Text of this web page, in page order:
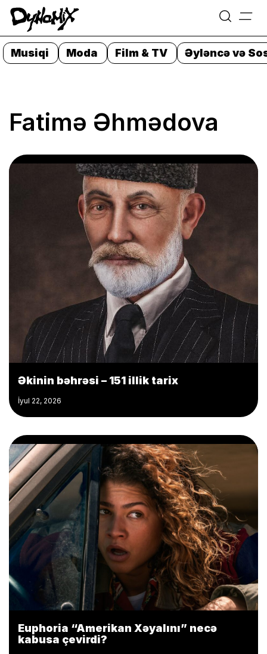
Skip
to
content
=
Musiqi Moda Film & TV Əyləncə və
Fatimə Əhmədova
Əkinin bəhrəsi – 151 illik tarix
İyul 22, 2026
Euphoria “Amerikan Xəyalını” necə
kabusa çevirdi?